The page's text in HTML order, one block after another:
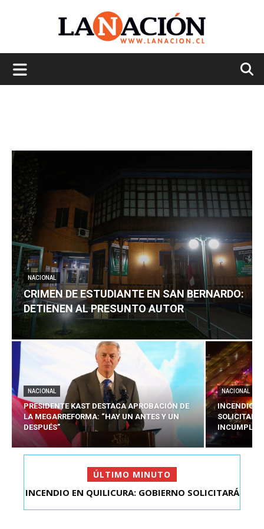
NACIONAL
CRIMEN DE ESTUDIANTE EN SAN BERNARDO:
DETIENEN AL PRESUNTO AUTOR
NACIONAL
PRESIDENTE KAST DESTACA APROBACIÓN DE
LA MEGARREFORMA: “HAY UN ANTES Y UN
DESPUÉS”
NACIONAL
INCENDIO
SOLICITARÁ
ÚLTIMO MINUTO
CRIMEN DE ESTUDIANTE EN SAN BERNARDO: